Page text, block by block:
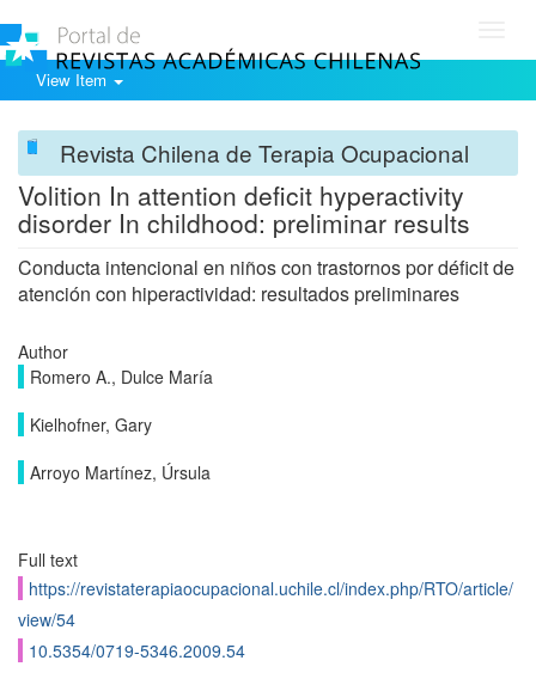
View Item
Revista Chilena de Terapia Ocupacional
Volition In attention deficit hyperactivity
disorder In childhood: preliminar results
Conducta intencional en niños con trastornos por déficit de
atención con hiperactividad: resultados preliminares
Author
Romero A., Dulce María
Kielhofner, Gary
Arroyo Martínez, Úrsula
Full text
https://revistaterapiaocupacional.uchile.cl/index.php/RTO/article/
view/54
10.5354/0719-5346.2009.54